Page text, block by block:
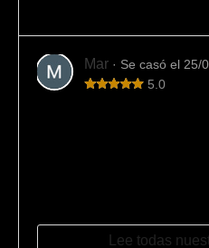
Mar · Se casó el 25/
5.0
Lee todas